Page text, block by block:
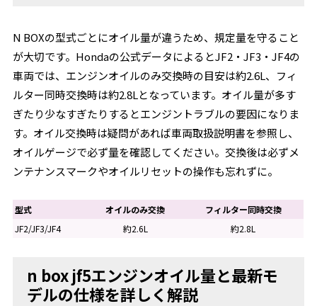
N BOXの型式ごとにオイル量が違うため、規定量を守ること
が大切です。Hondaの公式データによるとJF2・JF3・JF4の
車両では、エンジンオイルのみ交換時の目安は約2.6L、フィ
ルター同時交換時は約2.8Lとなっています。オイル量が多す
ぎたり少なすぎたりするとエンジントラブルの要因になりま
す。オイル交換時は疑問があれば車両取扱説明書を参照し、
オイルゲージで必ず量を確認してください。交換後は必ずメ
ンテナンスマークやオイルリセットの操作も忘れずに。
型式 オイルのみ交換
フィルター同時交換
JF2/JF3/JF4
約2.6L 約2.8L
n box jf5エンジンオイル量と最新モ
デルの仕様を詳しく解説